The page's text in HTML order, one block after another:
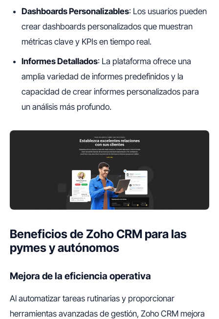
Dashboards Personalizables: Los usuarios pueden
crear dashboards personalizados que muestran
métricas clave y KPIs en tiempo real.
Informes Detallados: La plataforma ofrece una
amplia variedad de informes predefinidos y la
capacidad de crear informes personalizados para
un análisis más profundo.
Beneficios de Zoho CRM para las
pymes y autónomos
Mejora de la eficiencia operativa
Al automatizar tareas rutinarias y proporcionar
herramientas avanzadas de gestión, Zoho CRM mejora